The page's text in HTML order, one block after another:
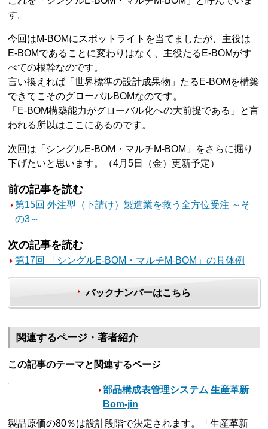
す。
今回はM-BOMにスポットライトを当てましたが、主役は
E-BOMであることに変わりはなく、主役たるE-BOMがす
べての根幹なのです。
言い換えれば「世界標準の設計成果物」たるE-BOMを構築
できてこそのグローバルBOMなのです。
「E-BOM構築能力がグローバル化への大前提である」と言
われる所以はここにあるのです。
次回は「シングルE-BOM・マルチM-BOM」をさらに掘り
下げたいと思います。（4月5日（金）更新予定）
前の記事を読む
第15回 外注型（下請け）製造業を救う全方位受注 ～そ
の3～
次の記事を読む
第17回 「シングルE-BOM・マルチM-BOM」の具体例
バックナンバーはこちら
関連するページ・著者紹介
この記事のテーマと関連するページ
部品構成表管理システム 生産革新
Bom-jin
製品原価の80％は設計段階で決定されます。「生産革新